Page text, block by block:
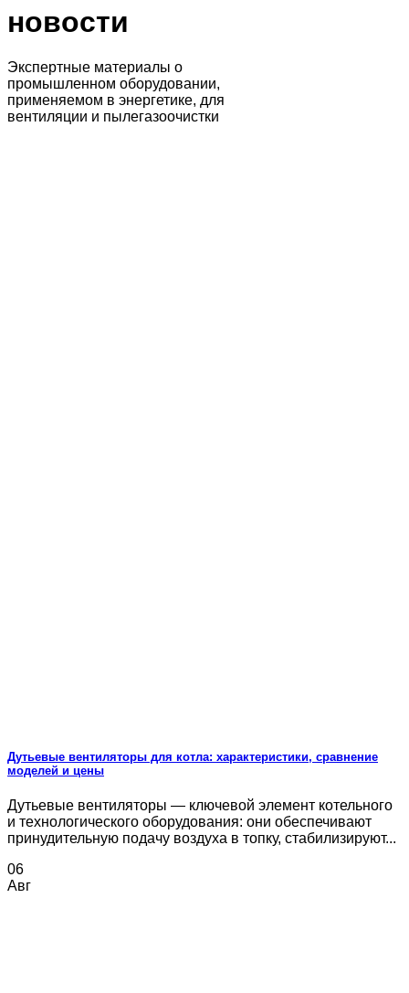
новости
Экспертные материалы о
промышленном оборудовании,
применяемом в энергетике, для
вентиляции и пылегазоочистки
Дутьевые вентиляторы для котла: характеристики, сравнение
моделей и цены
Дутьевые вентиляторы — ключевой элемент котельного
и технологического оборудования: они обеспечивают
принудительную подачу воздуха в топку, стабилизируют...
06
Авг